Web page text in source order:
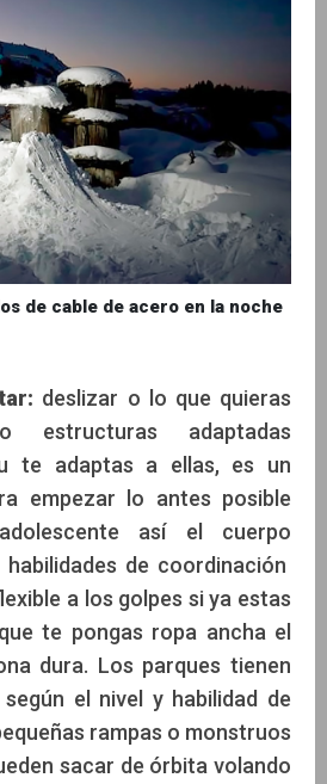
de cable de acero en la noche
deslizar o lo que quieras
adaptadas
te adaptas a ellas, es un
empezar lo antes posible
así el cuerpo
habilidades de coordinación
a los golpes si ya estas
te pongas ropa ancha el
dura. Los parques tienen
el nivel y habilidad de
rampas o monstruos
sacar de órbita volando